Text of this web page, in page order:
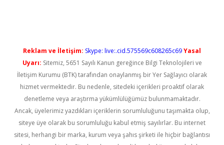
Reklam ve İletişim: Skype: live:.cid.575569c608265c69Yasal
Uyarı: Sitemiz, 5651 Sayılı Kanun gereğince Bilgi Teknolojileri ve
İletişim Kurumu (BTK) tarafından onaylanmış bir Yer Sağlayıcı olarak
hizmet vermektedir. Bu nedenle, sitedeki içerikleri proaktif olarak
denetleme veya araştırma yükümlülüğümüz bulunmamaktadır.
Ancak, üyelerimiz yazdıkları içeriklerin sorumluluğunu taşımakta olup,
siteye üye olarak bu sorumluluğu kabul etmiş sayılırlar. Bu internet
sitesi, herhangi bir marka, kurum veya şahıs şirketi ile hiçbir bağlantısı